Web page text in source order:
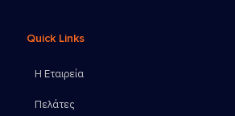
Quick Links
Η Εταιρεία
Πελάτες